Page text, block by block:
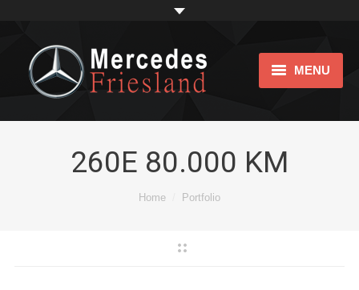
MENU
Showroom
260E 80.000 KM
Home Portfolio